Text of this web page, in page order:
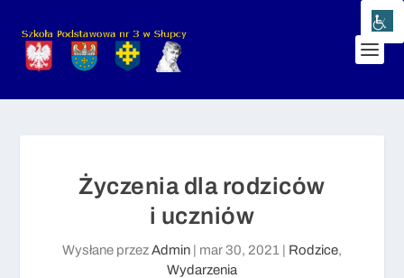
Życzenia dla rodziców
i uczniów
Wysłane przezAdmin mar 30, 2021 Rodzice,
Wydarzenia